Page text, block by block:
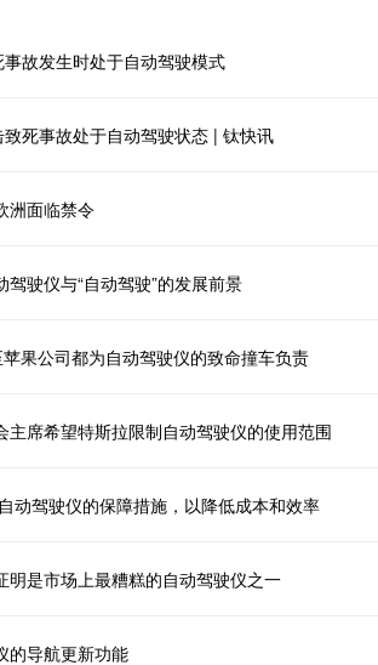
故发生时处于自动驾驶模式
死事故处于自动驾驶状态 | 钛快讯
洲面临禁令
驶仪与“自动驾驶”的发展前景
果公司都为自动驾驶仪的致命撞车负责
主席希望特斯拉限制自动驾驶仪的使用范围
动驾驶仪的保障措施，以降低成本和效率
明是市场上最糟糕的自动驾驶仪之一
的导航更新功能